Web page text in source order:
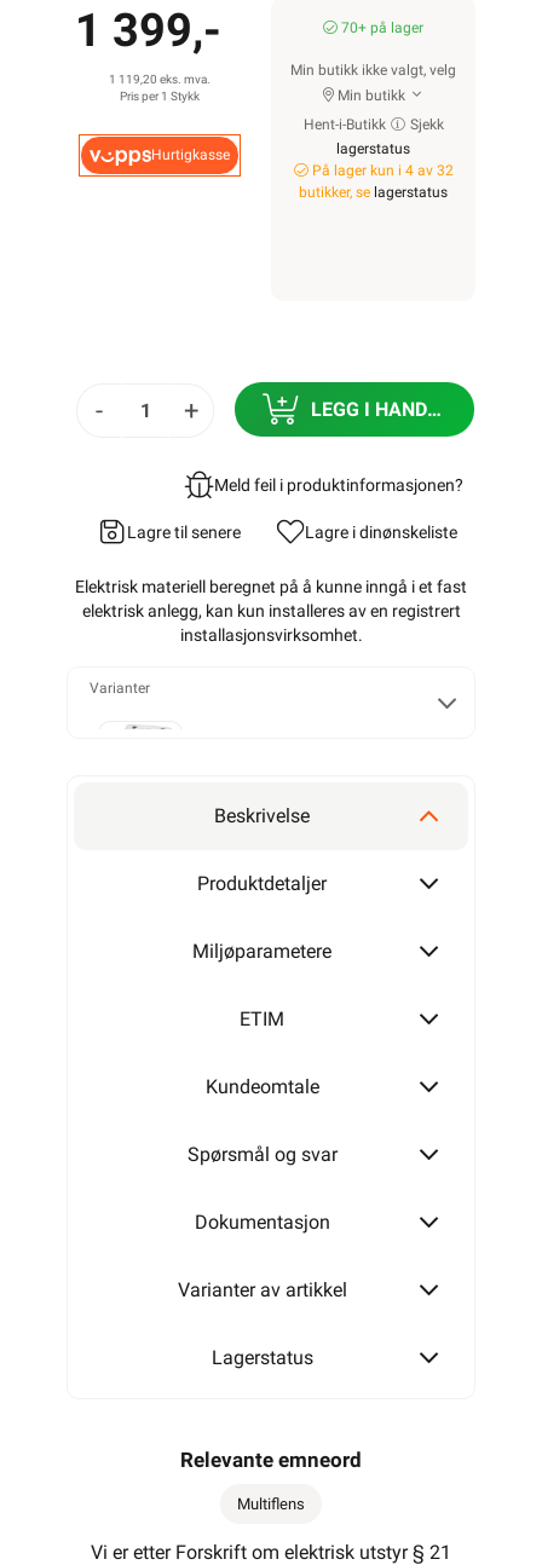
1 399,-
1 119,20 eks. mva.
Pris per 1 Stykk
Hurtigkasse
70+ på lager
Min butikk ikke valgt, velg
Min butikk
Hent-i-Butikk
Sjekk
lagerstatus
På lager kun i 4 av 32
butikker, se lagerstatus
- + LEGG I HANDLEKURV
Meld feil i produktinformasjonen?
Lagre til senere Lagre i dinønskeliste
Elektrisk materiell beregnet på å kunne inngå i et fast
elektrisk anlegg, kan kun installeres av en registrert
installasjonsvirksomhet.
Varianter
x2
Beskrivelse
Produktdetaljer
Miljøparametere
ETIM
Kundeomtale
Spørsmål og svar
Dokumentasjon
Varianter av artikkel
Lagerstatus
Relevante emneord
Multiflens
Vi er etter Forskrift om elektrisk utstyr § 21